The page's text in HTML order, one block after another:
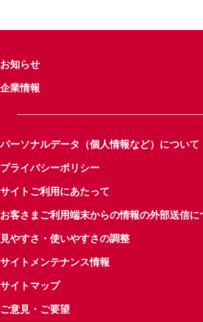
お知らせ
企業情報
パーソナルデータ（個人情報など）について
プライバシーポリシー
サイトご利用にあたって
お客さまご利用端末からの情報の外部送信に
見やすさ・使いやすさの調整
サイトメンテナンス情報
サイトマップ
ご意見・ご要望